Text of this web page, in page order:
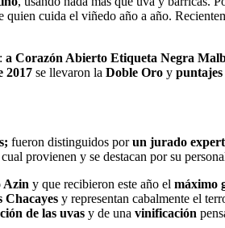
cuida el viñedo año a año.
a Corazón Abierto Etiqueta Negra
2017 se llevaron la Doble Oro y puntajes
fueron distinguidos porun jurado
provienen y se destacan por su
Azin y que recibieron este año el máximo
Chacayes y representan cabalmente el
de las uvas y de una vinificación